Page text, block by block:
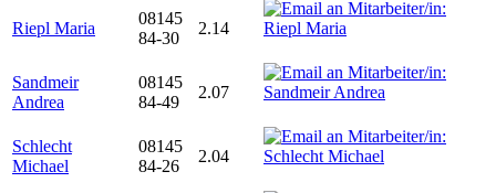
Riepl Maria
08145
84-30
2.14
Sandmeir
Andrea
08145
84-49
2.07
Schlecht
Michael
08145
84-26
2.04